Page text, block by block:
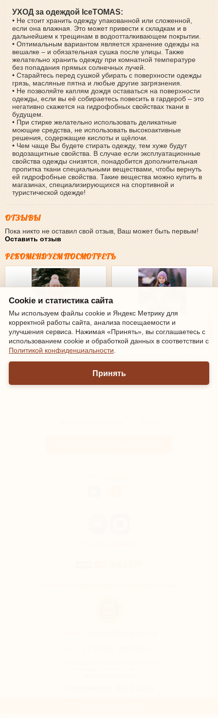
УХОД за одеждой IceTOMAS:
• Не стоит хранить одежду упакованной или сложенной,
если она влажная. Это может привести к складкам и в
дальнейшем к трещинам в водоотталкивающем покрытии.
• Оптимальным вариантом является хранение одежды на
вешалке – и обязательная сушка после улицы. Также
желательно хранить одежду при комнатной температуре
без попадания прямых солнечных лучей.
• Старайтесь перед сушкой убирать с поверхности одежды
грязь, масляные пятна и любые другие загрязнения.
• Не позволяйте каплям дождя оставаться на поверхности
одежды, если вы её собираетесь повесить в гардероб – это
негативно скажется на гидрофобных свойствах ткани в
будущем.
• При стирке желательно использовать деликатные
моющие средства, не использовать высокоактивные
решения, содержащие кислоты и щёлочи.
• Чем чаще Вы будете стирать одежду, тем хуже будут
водозащитные свойства. В случае если эксплуатационные
свойства одежды снизятся, понадобится дополнительная
пропитка ткани специальными веществами, чтобы вернуть
ей гидрофобные свойства. Такие вещества можно купить в
магазинах, специализирующихся на спортивной и
туристической одежде!
ОТЗЫВЫ
Пока никто не оставил свой отзыв, Ваш может быть первым!
Оставить отзыв
РЕКОМЕНДУЕМ ПОСМОТРЕТЬ
Комбинезон зимний Kerry GARF
Комбинезон зимний Molo Hux
33750руб.
Cookie и статистика сайта
Мы используем файлы cookie и Яндекс Метрику для
корректной работы сайта, анализа посещаемости и
улучшения сервиса. Нажимая «Принять», вы соглашаетесь с
использованием cookie и обработкой данных в соответствии с
Политикой конфиденциальности
Принять